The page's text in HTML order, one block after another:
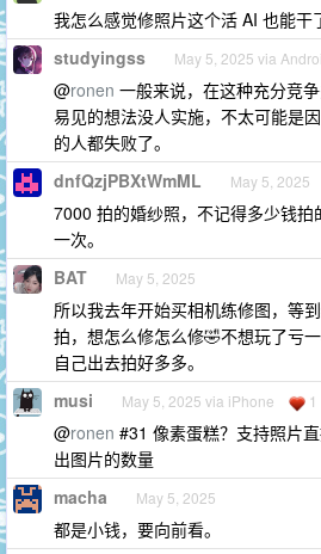
我怎么感觉修照片这个活 AI 也能干
studyingss May 5, 2025 via
@ronen 一般来说，在这种充分竞
易见的想法没人实施，不太可能是
的人都失败了。
dnfQzjPBXtWmML May 5, 2025
7000 拍的婚纱照，不记得多少钱
一次。
BAT May 5, 2025
所以我去年开始买相机练修图，等
拍，想怎么修怎么修🤣不想玩了亏
自己出去拍好多多。
musi May 5, 2025 via iPhone 1
@ronen #31 像素蛋糕？支持照片
出图片的数量
macha May 5, 2025
都是小钱，要向前看。